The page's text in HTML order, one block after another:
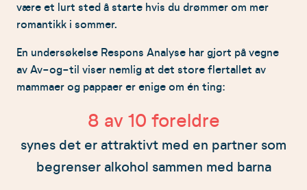
barn fra samlivsekspert Stine Kase,
psykologspesialist Fanny Duckert, psykolog og
ungdomspsykiater Paul Joachim Bloch Thorsen.
Flere av ekspertene peker på at litt alkohol kan
at for mye alkohol også kan komme i veien for
både flørt, nærhet og trygghet for barna.
De minner foreldre om at romantikk ikke bare
være et lurt sted å starte hvis du drømmer om mer
romantikk i sommer.
En undersøkelse Respons Analyse har gjort på vegne
av Av-og-til viser nemlig at det store flertallet av
mammaer og pappaer er enige om én ting:
8 av 10 foreldre
synes det er attraktivt med en partner som
begrenser alkohol sammen med barna